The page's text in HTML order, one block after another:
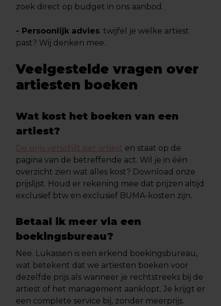
zoek direct op budget in ons aanbod.
- Persoonlijk advies: twijfel je welke artiest
past? Wij denken mee.
Veelgestelde vragen over
artiesten boeken
Wat kost het boeken van een
artiest?
De prijs verschilt per artiest en staat op de
pagina van de betreffende act. Wil je in één
overzicht zien wat alles kost? Download onze
prijslijst. Houd er rekening mee dat prijzen altijd
exclusief btw en exclusief BUMA-kosten zijn.
Betaal ik meer via een
boekingsbureau?
Nee. Lukassen is een erkend boekingsbureau,
wat betekent dat we artiesten boeken voor
dezelfde prijs als wanneer je rechtstreeks bij de
artiest of het management aanklopt. Je krijgt er
een complete service bij, zonder meerprijs.